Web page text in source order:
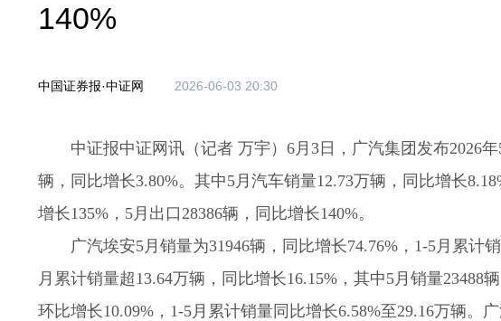
140%
中国证券报·中证网 2026-06-03 20:30
中证报中证网讯（记者 万宇）6月3日，广汽集团发布2026
辆，同比增长3.80%。其中5月汽车销量12.73万辆，同比增长
增长135%，5月出口28386辆，同比增长140%。
广汽埃安5月销量为31946辆，同比增长74.76%，1-5月累计
月累计销量超13.64万辆，同比增长16.15%，其中5月销量23488
环比增长10.09%，1-5月累计销量同比增长6.58%至29.16万辆。